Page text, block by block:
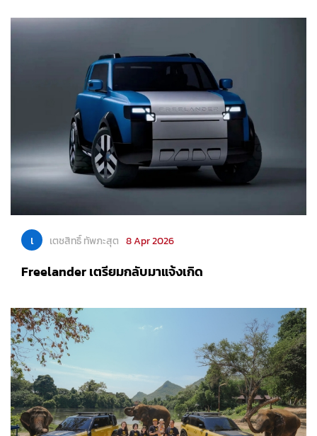
เ เตชสิทธิ์ ทัพภะสุต 8 Apr 2026
Freelander เตรียมกลับมาแจ้งเกิด